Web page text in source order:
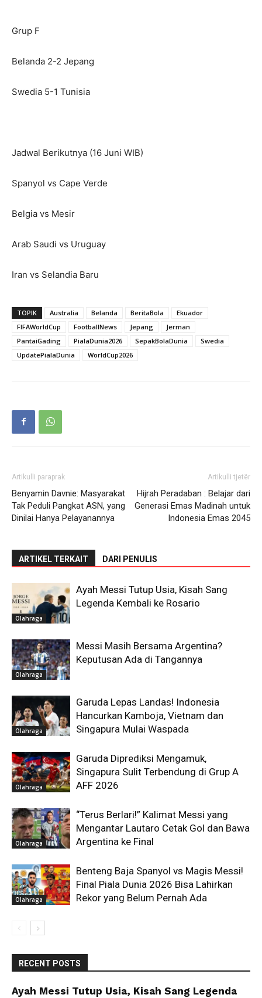
Grup F
Belanda 2-2 Jepang
Swedia 5-1 Tunisia
Jadwal Berikutnya (16 Juni WIB)
Spanyol vs Cape Verde
Belgia vs Mesir
Arab Saudi vs Uruguay
Iran vs Selandia Baru
TOPIK Australia Belanda BeritaBola
Ekuador
FIFAWorldCup
FootballNews Jepang
Jerman
PantaiGading
PialaDunia2026 SepakBolaDunia
Swedia
UpdatePialaDunia
WorldCup2026
Artikulli paraprak
Benyamin Davnie: Masyarakat
Tak Peduli Pangkat ASN, yang
Dinilai Hanya Pelayanannya
Artikulli tjetër
Hijrah Peradaban : Belajar dari
Generasi Emas Madinah untuk
Indonesia Emas 2045
ARTIKEL TERKAIT DARI PENULIS
Olahraga
Ayah Messi Tutup Usia, Kisah Sang
Legenda Kembali ke Rosario
Olahraga
Messi Masih Bersama Argentina?
Keputusan Ada di Tangannya
Olahraga
Garuda Lepas Landas! Indonesia
Hancurkan Kamboja, Vietnam dan
Singapura Mulai Waspada
Olahraga
Garuda Diprediksi Mengamuk,
Singapura Sulit Terbendung di Grup A
AFF 2026
Olahraga
“Terus Berlari!” Kalimat Messi yang
Mengantar Lautaro Cetak Gol dan Bawa
Argentina ke Final
Olahraga
Benteng Baja Spanyol vs Magis Messi!
Final Piala Dunia 2026 Bisa Lahirkan
Rekor yang Belum Pernah Ada
RECENT POSTS
Ayah Messi Tutup Usia, Kisah Sang Legenda